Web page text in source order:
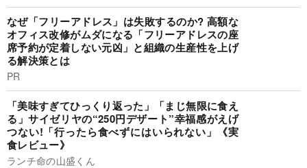
なぜ「フリーアドレス」は失敗するのか? 高額な
オフィス改修がムダになる「フリーアドレスの座
席予約が定着しない元凶」と組織の生産性を上げ
る解決策とは
PR
「美味すぎてひっくり返った」「まじ無限に食え
る」サイゼリヤの“250円デザート”幸福感がえげ
つない!「行ったら食べずにはいられない」《実
食レビュー》
ランチ命の山盛くん